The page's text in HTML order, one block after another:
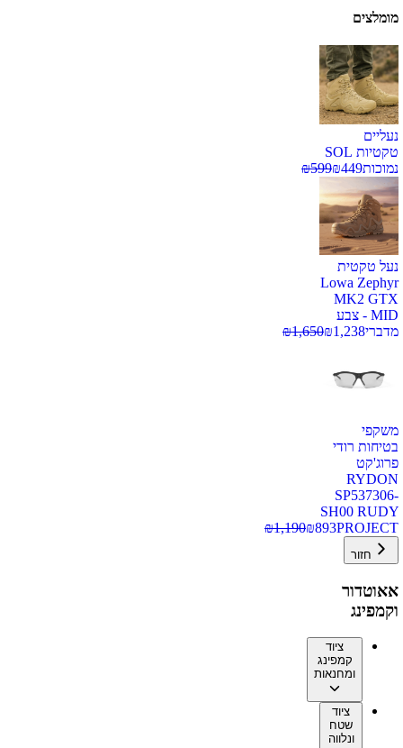
מומלצים
נעליים
טקטיות SOL
נמוכות
₪449
₪599
נעל טקטית
Lowa Zephyr
MK2 GTX
MID - צבע
מדברי
₪1,238
₪1,650
משקפי
בטיחות רודי
פרוג'קט
RYDON
SP537306-
SH00 RUDY
PROJECT
₪893
₪1,190
חזור
אאוטדור
וקמפינג
ציוד
קמפינג
ומחנאות
ציוד
שטח
ונלווה